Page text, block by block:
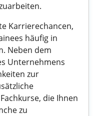
Karrierechancen,
häufig in
Neben dem
Unternehmens
zur
die Ihnen
zu